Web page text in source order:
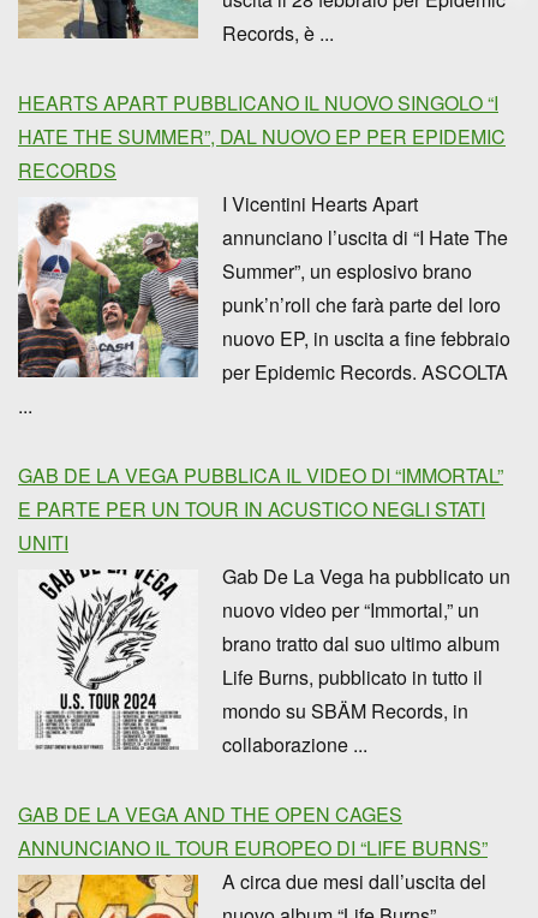
Records, è ...
HEARTS APART PUBBLICANO IL NUOVO SINGOLO “I
HATE THE SUMMER”, DAL NUOVO EP PER EPIDEMIC
RECORDS
I Vicentini Hearts Apart
annunciano l’uscita di “I Hate The
Summer”, un esplosivo brano
punk’n’roll che farà parte del loro
nuovo EP, in uscita a fine febbraio
per Epidemic Records. ASCOLTA
...
GAB DE LA VEGA PUBBLICA IL VIDEO DI “IMMORTAL”
E PARTE PER UN TOUR IN ACUSTICO NEGLI STATI
UNITI
Gab De La Vega ha pubblicato un
nuovo video per “Immortal,” un
brano tratto dal suo ultimo album
Life Burns, pubblicato in tutto il
mondo su SBÄM Records, in
collaborazione ...
GAB DE LA VEGA AND THE OPEN CAGES
ANNUNCIANO IL TOUR EUROPEO DI “LIFE BURNS”
A circa due mesi dall’uscita del